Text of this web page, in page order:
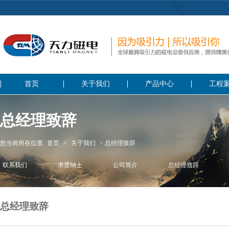
首页 关于我们 产品中心 工程
总经理致辞
您当前所在位置: 首页 > 关于我们 > 总经理致辞
联系我们 求贤纳士 公司简介 总经理致辞
总经理致辞